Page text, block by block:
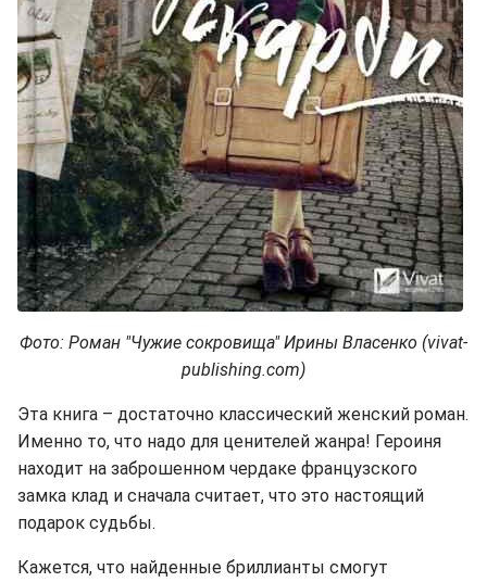
Фото: Роман "Чужие сокровища" Ирины Власенко (vivat-
publishing.com)
Эта книга – достаточно классический женский роман.
Именно то, что надо для ценителей жанра! Героиня
находит на заброшенном чердаке французского
замка клад и сначала считает, что это настоящий
подарок судьбы.
Кажется, что найденные бриллианты смогут